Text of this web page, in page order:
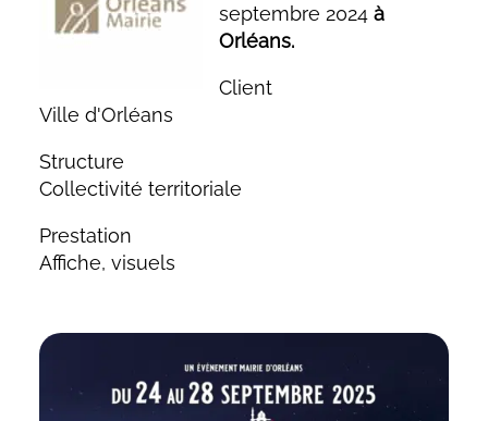
septembre 2024 à
Orléans.
Client
Ville d'Orléans
Structure
Collectivité territoriale
Prestation
Affiche, visuels